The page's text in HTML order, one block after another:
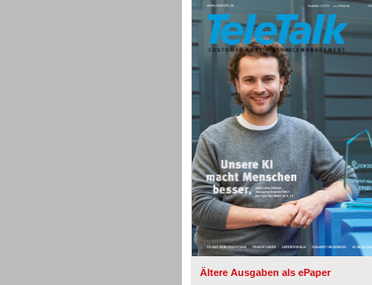
Ältere Ausgaben als ePaper
Inbound